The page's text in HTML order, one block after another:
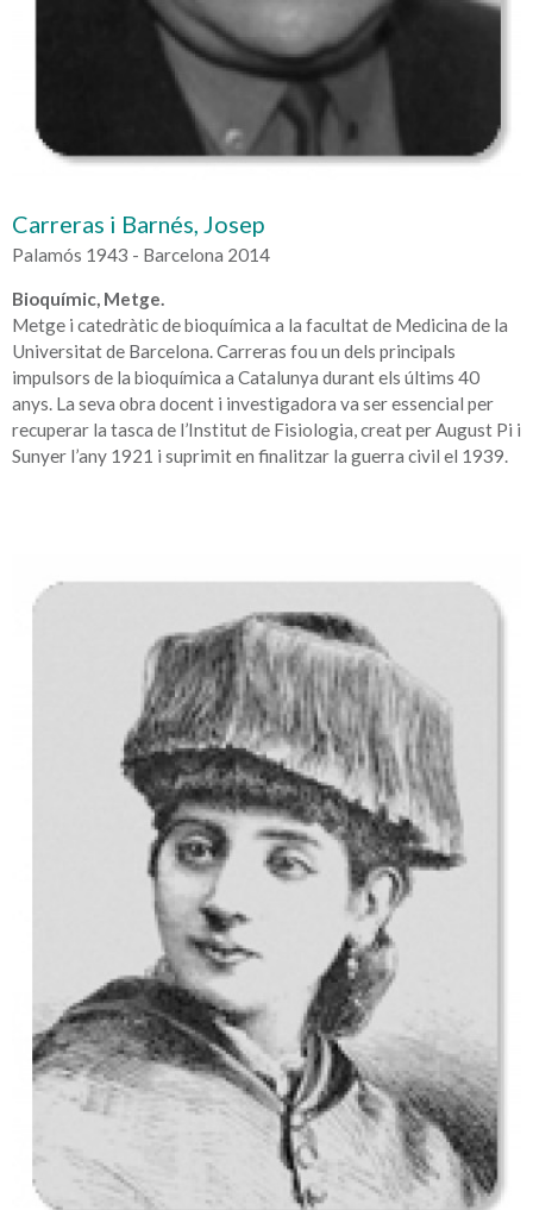
Carreras i Barnés, Josep
Palamós 1943 - Barcelona 2014
Bioquímic, Metge.
Metge i catedràtic de bioquímica a la facultat de Medicina de la
Universitat de Barcelona. Carreras fou un dels principals
impulsors de la bioquímica a Catalunya durant els últims 40
anys. La seva obra docent i investigadora va ser essencial per
recuperar la tasca de l’Institut de Fisiologia, creat per August Pi i
Sunyer l’any 1921 i suprimit en finalitzar la guerra civil el 1939.